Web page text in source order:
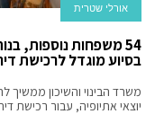
אורלי שטרית
54 משפחות נוספות,
בסיוע מוגדל לרכישת
משרד הבינוי והשיכון
יוצאי אתיופיה, עבור רכישת דירה. הבוקר